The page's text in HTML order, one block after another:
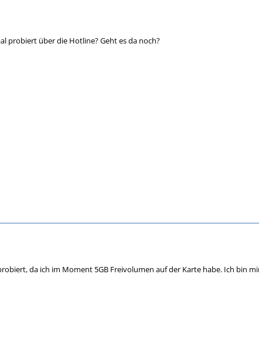
probiert über die Hotline? Geht es da noch?
da ich im Moment 5GB Freivolumen auf der Karte habe. Ich bin